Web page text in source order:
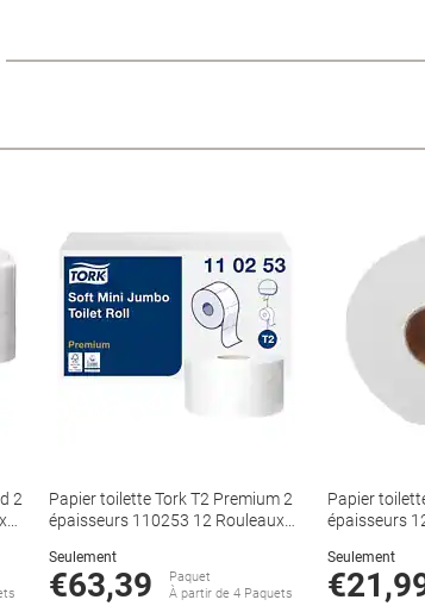
2
Papier toilette Tork T2 Premium 2
épaisseurs 110253 12 Rouleaux
Seulement
€63,39
Paquet
À partir de 4 Paquets
Papier
épaisseurs
Seulement